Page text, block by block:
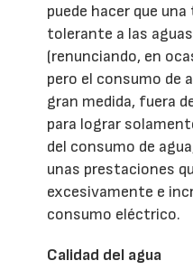
puede hacer que
tolerante a las
(renunciando, en
pero el consumo de
gran medida, fuera
para lograr
del consumo de
unas prestaciones
excesivamente e
consumo eléctrico.
Calidad del agua